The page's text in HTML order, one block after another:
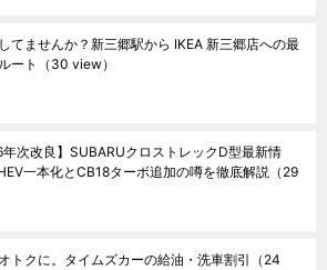
てませんか？新三郷駅から IKEA 新三郷店への最
ート
（30 view）
年次改良】SUBARUクロストレックD型最新情
一本化とCB18ターボ追加の噂を徹底解説 （29
トクに。タイムズカーの給油・洗車割引 （24